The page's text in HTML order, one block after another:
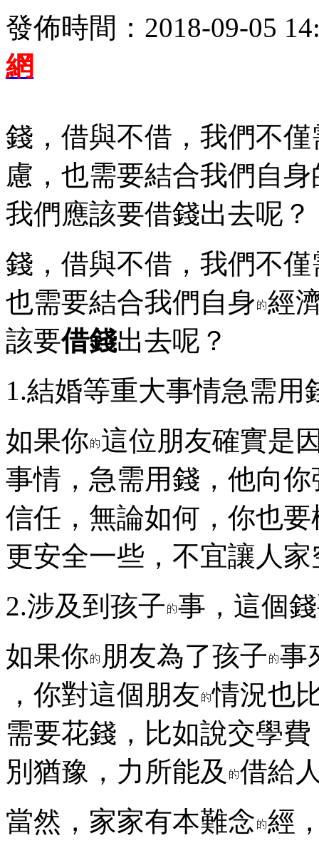
發佈時間：2018-09-05
網
錢，借與不借，我們不
慮，也需要結合我們自
我們應該要借錢出去呢？
錢，借與不借，我們不
也需要結合我們自身 經
該要借錢出去呢？
1.結婚等重大事情急需用
如果你 這位朋友確實是
事情，急需用錢，他向你
信任，無論如何，你也
更安全一些，不宜讓人
2.涉及到孩子 事，這個
如果你 朋友為了孩子 事
，你對這個朋友 情況也
需要花錢，比如說交學
別猶豫，力所能及 借給
當然，家家有本難念 經